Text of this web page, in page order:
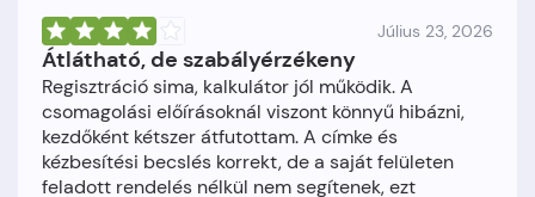
Július 23, 2026
Átlátható, de szabályérzékeny
Regisztráció sima, kalkulátor jól működik. A
csomagolási előírásoknál viszont könnyű hibázni,
kezdőként kétszer átfutottam. A címke és
kézbesítési becslés korrekt, de a saját felületen
feladott rendelés nélkül nem segítenek, ezt